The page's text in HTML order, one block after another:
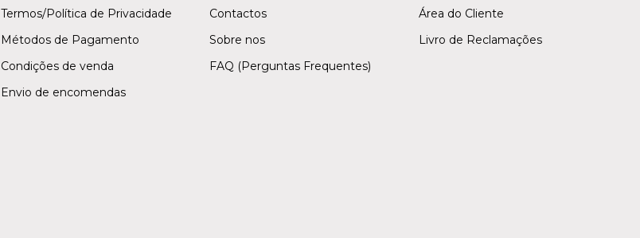
Termos/Política de Privacidade
Métodos de Pagamento
Condições de venda
Envio de encomendas
Contactos
Sobre nos
FAQ (Perguntas Frequentes)
Área do Cliente
Livro de Reclamações